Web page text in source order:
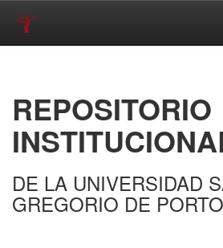
REPOSITORIO
DE LA UNIVERSIDAD
GREGORIO DE